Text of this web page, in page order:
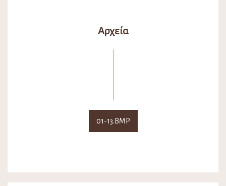
Αρχεία
01-13.BMP